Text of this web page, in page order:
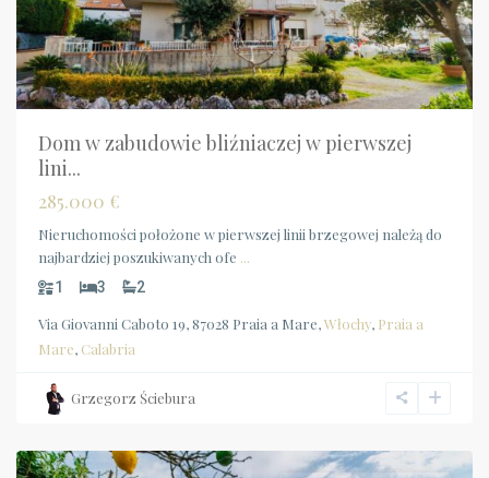
Dom w zabudowie bliźniaczej w pierwszej
lini...
285.000 €
Nieruchomości położone w pierwszej linii brzegowej należą do
najbardziej poszukiwanych ofe ...
1 3 2
Via Giovanni Caboto 19, 87028 Praia a Mare,Włochy, Praia a
Mare, Calabria
Grzegorz Ściebura
Calabria,